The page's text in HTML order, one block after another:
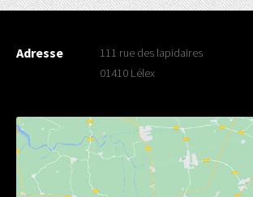
Adresse
111 rue des lapidaires
01410 Lélex